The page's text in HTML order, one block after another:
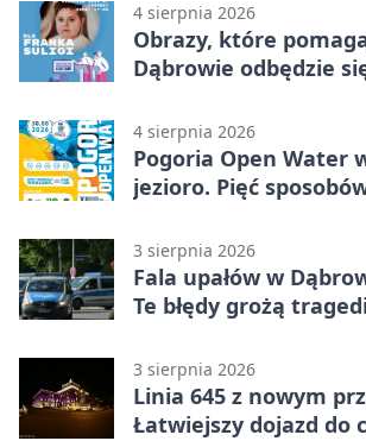
4 sierpnia 2026
Obrazy, które
Dąbrowie odbędzie
4 sierpnia 2026
Pogoria Open Water
jezioro. Pięć
3 sierpnia 2026
Fala upałów w
Te błędy grożą
3 sierpnia 2026
Linia 645 z nowym
Łatwiejszy dojazd do